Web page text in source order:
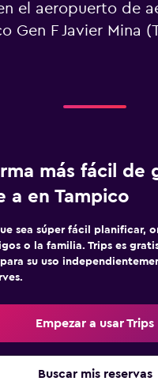
el aeropuerto de
Gen F Javier Mina
más fácil de
a en Tampico
sea súper fácil planificar,
o la familia. Trips es
su uso
Empezar a usar Trips
Buscar mis reservas